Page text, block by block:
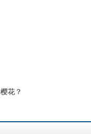
花？